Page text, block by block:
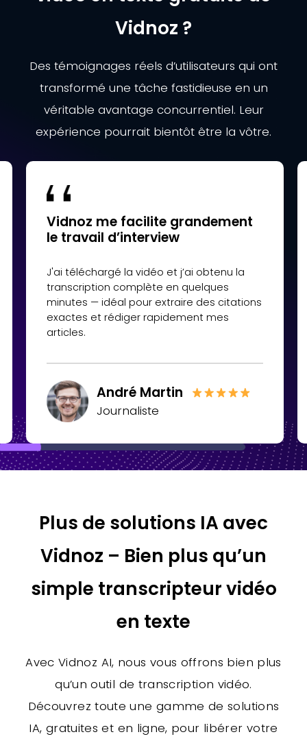
Vidnoz ?
Des témoignages réels d’utilisateurs qui ont
transformé une tâche fastidieuse en un
véritable avantage concurrentiel. Leur
expérience pourrait bientôt être la vôtre.
Vidnoz me facilite grandement
le travail d’interview
J'ai téléchargé la vidéo et j’ai obtenu la
transcription complète en quelques
minutes — idéal pour extraire des citations
exactes et rédiger rapidement mes
articles.
André Martin
Journaliste
Plus de solutions IA avec
Vidnoz – Bien plus qu’un
simple transcripteur vidéo
en texte
Avec Vidnoz AI, nous vous offrons bien plus
qu’un outil de transcription vidéo.
Découvrez toute une gamme de solutions
IA, gratuites et en ligne, pour libérer votre